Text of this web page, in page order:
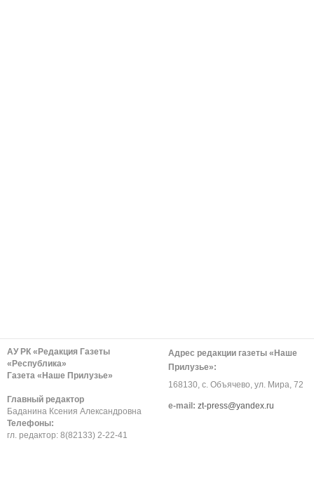
АУ РК «Редакция Газеты
«Республика»
Газета «Наше Прилузье»
Главный редактор
Баданина Ксения Александровна
Телефоны:
гл. редактор: 8(82133) 2-22-41
Адрес редакции газеты «Наше
Прилузье»:
168130, с. Объячево, ул. Мира, 72
е-mail: zt-press@yandex.ru